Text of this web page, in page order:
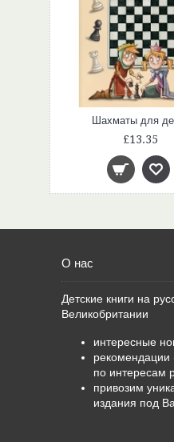
Шахматы для
£13.35
О нас
Детские книги на
Великобритании
интересные
рекомендации
по интересам
привозим
издания под